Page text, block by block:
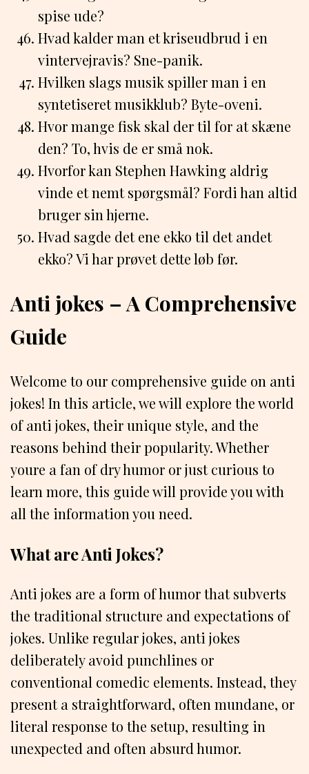
spise ude?
Hvad kalder man et kriseudbrud i en
vintervejravis? Sne-panik.
Hvilken slags musik spiller man i en
syntetiseret musikklub? Byte-oveni.
Hvor mange fisk skal der til for at skæne
den? To, hvis de er små nok.
Hvorfor kan Stephen Hawking aldrig
vinde et nemt spørgsmål? Fordi han altid
bruger sin hjerne.
Hvad sagde det ene ekko til det andet
ekko? Vi har prøvet dette løb før.
Anti jokes – A Comprehensive
Guide
Welcome to our comprehensive guide on anti
jokes! In this article, we will explore the world
of anti jokes, their unique style, and the
reasons behind their popularity. Whether
youre a fan of dry humor or just curious to
learn more, this guide will provide you with
all the information you need.
What are Anti Jokes?
Anti jokes are a form of humor that subverts
the traditional structure and expectations of
jokes. Unlike regular jokes, anti jokes
deliberately avoid punchlines or
conventional comedic elements. Instead, they
present a straightforward, often mundane, or
literal response to the setup, resulting in
unexpected and often absurd humor.